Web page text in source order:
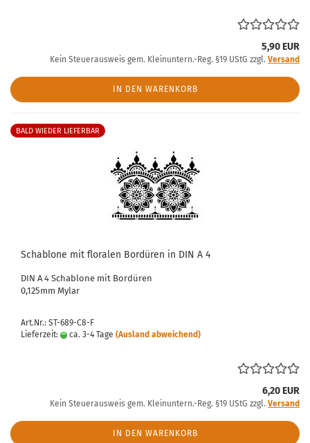
5,90 EUR
Kein Steuerausweis gem. Kleinuntern.-Reg. §19 UStG zzgl. Versand
IN DEN WARENKORB
BALD WIEDER LIEFERBAR
Schablone mit floralen Bordüren in DIN A 4
DIN A 4 Schablone mit Bordüren
0,125mm Mylar
Art.Nr.: ST-689-C8-F
Lieferzeit:
ca. 3-4 Tage (Ausland abweichend)
6,20 EUR
Kein Steuerausweis gem. Kleinuntern.-Reg. §19 UStG zzgl. Versand
IN DEN WARENKORB